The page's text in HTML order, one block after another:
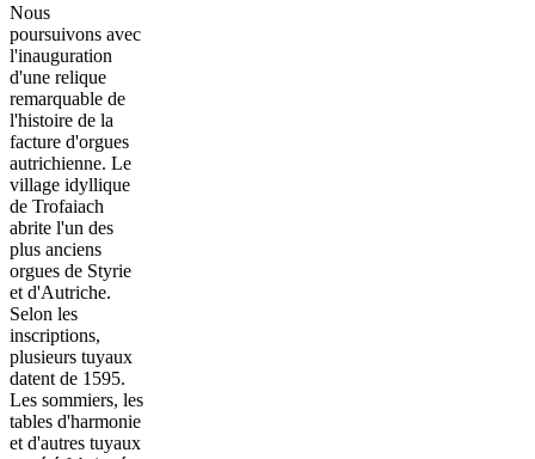
Nous
poursuivons avec
l'inauguration
d'une relique
remarquable de
l'histoire de la
facture d'orgues
autrichienne. Le
village idyllique
de Trofaiach
abrite l'un des
plus anciens
orgues de Styrie
et d'Autriche.
Selon les
inscriptions,
plusieurs tuyaux
datent de 1595.
Les sommiers, les
tables d'harmonie
et d'autres tuyaux